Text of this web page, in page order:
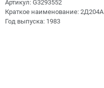
Артикул: G3293552
Краткое наименование: 2Д204А
Год выпуска: 1983